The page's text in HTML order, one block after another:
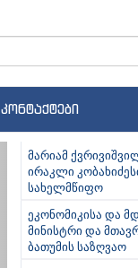
კონტაქტები
მარიამ
ირაკლი
სახელმწიფო
ეკონომიკისა და
მინისტრი და
ბათუმის საზღვაო